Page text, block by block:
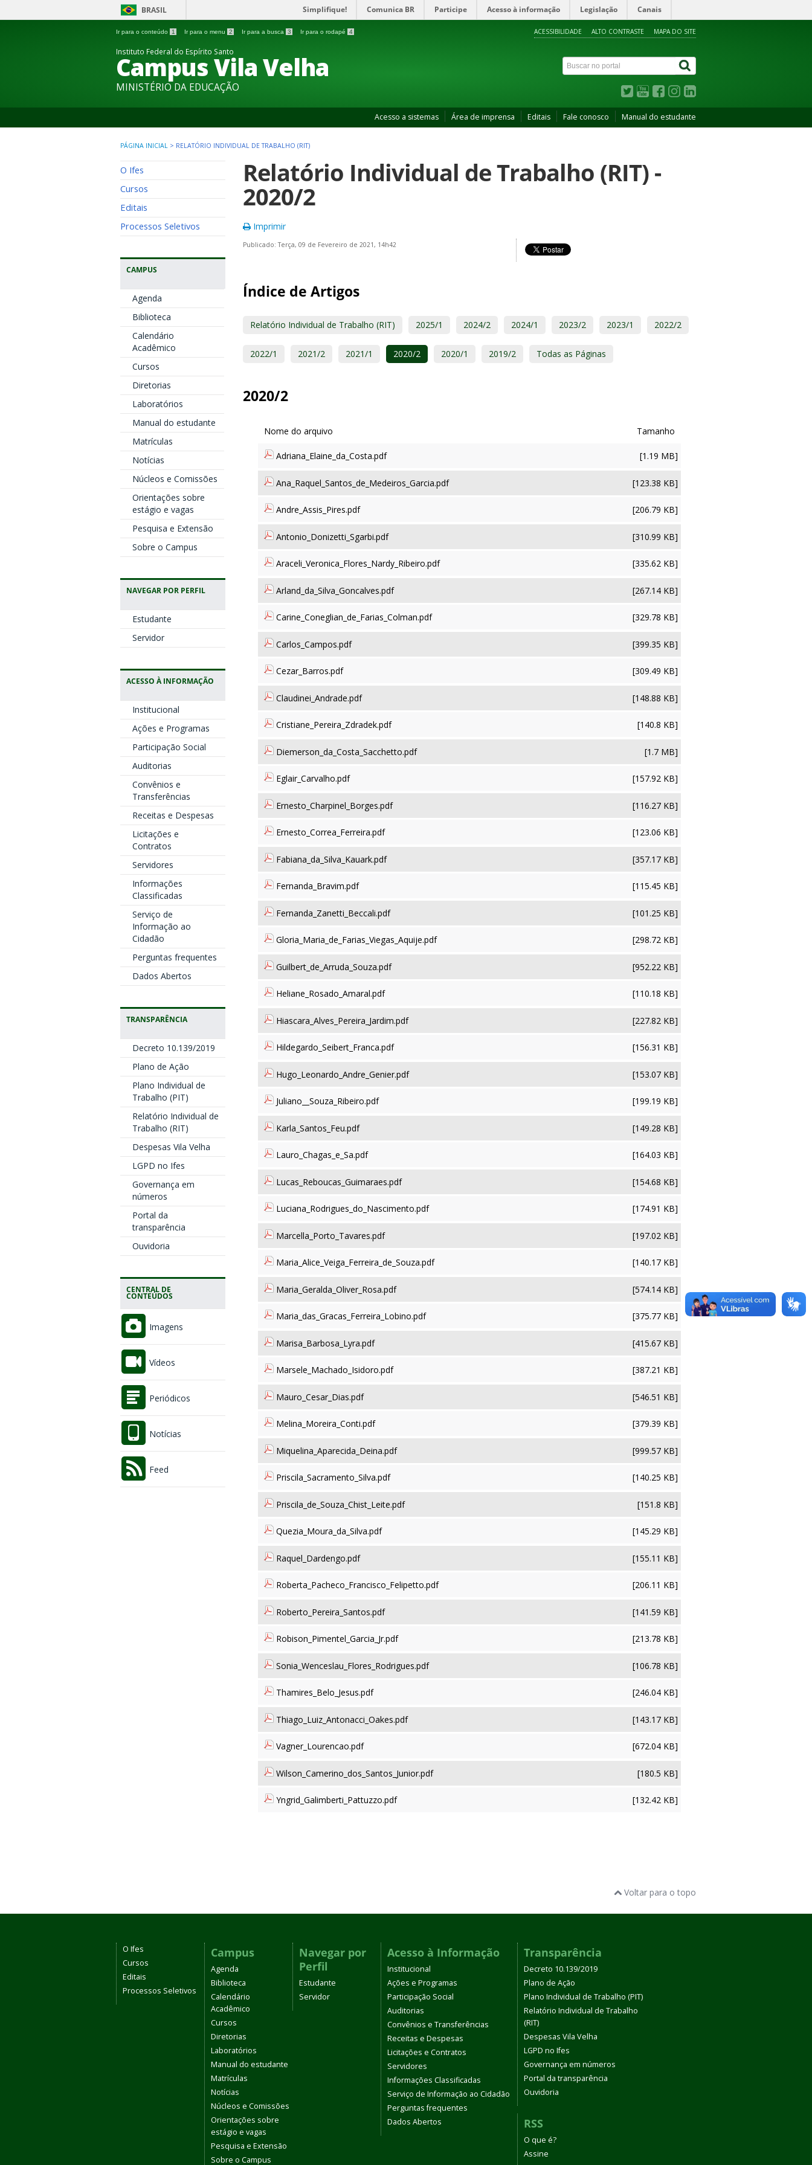
BRASIL Simplifique! Comunica BR Participe Acesso à informação Legislação Canais
Ir para o conteúdo 1 Ir para o menu 2 Ir para a busca 3 Ir para o rodapé 4 ACESSIBILIDADE ALTO CONTRASTE MAPA DO SITE
Instituto Federal do Espírito Santo
Campus Vila Velha
MINISTÉRIO DA EDUCAÇÃO
Acesso a sistemas Área de imprensa Editais Fale conosco Manual do estudante
PÁGINA INICIAL > RELATÓRIO INDIVIDUAL DE TRABALHO (RIT)
O Ifes
Cursos
Editais
Processos Seletivos
CAMPUS
Agenda
Biblioteca
Calendário
Acadêmico
Cursos
Diretorias
Laboratórios
Manual do estudante
Matrículas
Notícias
Núcleos e Comissões
Orientações sobre
estágio e vagas
Pesquisa e Extensão
Sobre o Campus
NAVEGAR POR PERFIL
Estudante
Servidor
ACESSO À INFORMAÇÃO
Institucional
Ações e Programas
Participação Social
Auditorias
Convênios e
Transferências
Receitas e Despesas
Licitações e
Contratos
Servidores
Informações
Classificadas
Serviço de
Informação ao
Cidadão
Perguntas frequentes
Dados Abertos
TRANSPARÊNCIA
Decreto 10.139/2019
Plano de Ação
Plano Individual de
Trabalho (PIT)
Relatório Individual de
Trabalho (RIT)
Despesas Vila Velha
LGPD no Ifes
Governança em
números
Portal da
transparência
Ouvidoria
CENTRAL DE
CONTEÚDOS
Imagens
Vídeos
Periódicos
Notícias
Feed
Relatório Individual de Trabalho (RIT) -
2020/2
Imprimir
Publicado: Terça, 09 de Fevereiro de 2021, 14h42
Índice de Artigos
Relatório Individual de Trabalho (RIT) 2025/1 2024/2 2024/1 2023/2 2023/1 2022/2
2022/1 2021/2 2021/1 2020/2 2020/1 2019/2 Todas as Páginas
2020/2
Adriana_Elaine_da_Costa.pdf [1.19 MB]
Ana_Raquel_Santos_de_Medeiros_Garcia.pdf [123.38 KB]
Andre_Assis_Pires.pdf [206.79 KB]
Antonio_Donizetti_Sgarbi.pdf [310.99 KB]
Araceli_Veronica_Flores_Nardy_Ribeiro.pdf [335.62 KB]
Arland_da_Silva_Goncalves.pdf [267.14 KB]
Carine_Coneglian_de_Farias_Colman.pdf [329.78 KB]
Carlos_Campos.pdf [399.35 KB]
Cezar_Barros.pdf [309.49 KB]
Claudinei_Andrade.pdf [148.88 KB]
Cristiane_Pereira_Zdradek.pdf [140.8 KB]
Diemerson_da_Costa_Sacchetto.pdf [1.7 MB]
Eglair_Carvalho.pdf [157.92 KB]
Ernesto_Charpinel_Borges.pdf [116.27 KB]
Ernesto_Correa_Ferreira.pdf [123.06 KB]
Fabiana_da_Silva_Kauark.pdf [357.17 KB]
Fernanda_Bravim.pdf [115.45 KB]
Fernanda_Zanetti_Beccali.pdf [101.25 KB]
Gloria_Maria_de_Farias_Viegas_Aquije.pdf [298.72 KB]
Guilbert_de_Arruda_Souza.pdf [952.22 KB]
Heliane_Rosado_Amaral.pdf [110.18 KB]
Hiascara_Alves_Pereira_Jardim.pdf [227.82 KB]
Hildegardo_Seibert_Franca.pdf [156.31 KB]
Hugo_Leonardo_Andre_Genier.pdf [153.07 KB]
Juliano__Souza_Ribeiro.pdf [199.19 KB]
Karla_Santos_Feu.pdf [149.28 KB]
Lauro_Chagas_e_Sa.pdf [164.03 KB]
Lucas_Reboucas_Guimaraes.pdf [154.68 KB]
Luciana_Rodrigues_do_Nascimento.pdf [174.91 KB]
Marcella_Porto_Tavares.pdf [197.02 KB]
Maria_Alice_Veiga_Ferreira_de_Souza.pdf [140.17 KB]
Maria_Geralda_Oliver_Rosa.pdf [574.14 KB]
Maria_das_Gracas_Ferreira_Lobino.pdf [375.77 KB]
Marisa_Barbosa_Lyra.pdf [415.67 KB]
Marsele_Machado_Isidoro.pdf [387.21 KB]
Mauro_Cesar_Dias.pdf [546.51 KB]
Melina_Moreira_Conti.pdf [379.39 KB]
Miquelina_Aparecida_Deina.pdf [999.57 KB]
Priscila_Sacramento_Silva.pdf [140.25 KB]
Priscila_de_Souza_Chist_Leite.pdf [151.8 KB]
Quezia_Moura_da_Silva.pdf [145.29 KB]
Raquel_Dardengo.pdf [155.11 KB]
Roberta_Pacheco_Francisco_Felipetto.pdf [206.11 KB]
Roberto_Pereira_Santos.pdf [141.59 KB]
Robison_Pimentel_Garcia_Jr.pdf [213.78 KB]
Sonia_Wenceslau_Flores_Rodrigues.pdf [106.78 KB]
Thamires_Belo_Jesus.pdf [246.04 KB]
Thiago_Luiz_Antonacci_Oakes.pdf [143.17 KB]
Vagner_Lourencao.pdf [672.04 KB]
Wilson_Camerino_dos_Santos_Junior.pdf [180.5 KB]
Yngrid_Galimberti_Pattuzzo.pdf [132.42 KB]
Voltar para o topo
O Ifes
Cursos
Editais
Processos Seletivos
Campus
Agenda
Biblioteca
Calendário
Acadêmico
Cursos
Diretorias
Laboratórios
Manual do estudante
Matrículas
Notícias
Núcleos e Comissões
Orientações sobre
estágio e vagas
Pesquisa e Extensão
Sobre o Campus
Navegar por
Perfil
Estudante
Servidor
Acesso à Informação
Institucional
Ações e Programas
Participação Social
Auditorias
Convênios e Transferências
Receitas e Despesas
Licitações e Contratos
Servidores
Informações Classificadas
Serviço de Informação ao Cidadão
Perguntas frequentes
Dados Abertos
Transparência
Decreto 10.139/2019
Plano de Ação
Plano Individual de Trabalho (PIT)
Relatório Individual de Trabalho
(RIT)
Despesas Vila Velha
LGPD no Ifes
Governança em números
Portal da transparência
Ouvidoria
RSS
O que é?
Assine